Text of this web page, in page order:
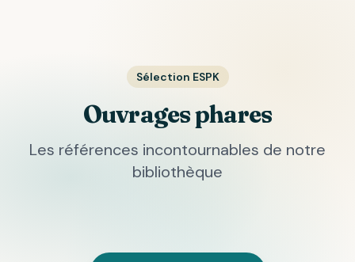
Sélection ESPK
Ouvrages phares
Les références incontournables de notre
bibliothèque